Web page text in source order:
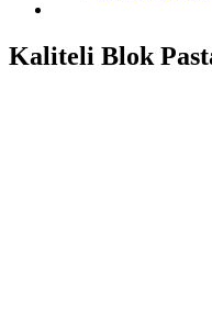
Kaliteli Blok